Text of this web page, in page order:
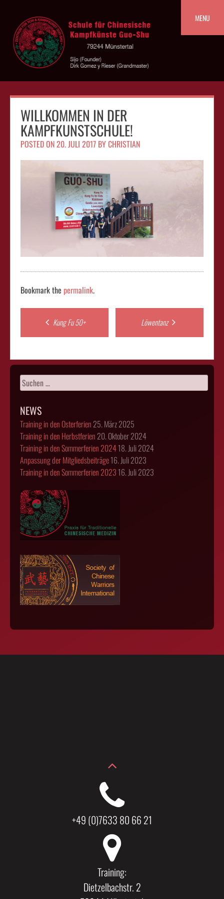
content
MENU
WILLKOMMEN IN DER
KAMPFKUNSTSCHULE!
POSTED ON20. JULI 2017 BYCHRISTIAN
Bookmark the permalink.
Post
navigation
Kung Fu 50+ Löwentanz
Suchen
nach:
NEWS
Training in den Osterferien25. März 2025
Training in den Herbstferien20. Oktober 2024
Training in den Sommerferien 202418. Juli 2024
Anpassung der Mitgliedsbeiträge16. Juli 2023
Training in den Sommerferien 2023 16. Juli 2023
+49 (0)7633 80 66 21
Training:
Dietzelbachstr. 2